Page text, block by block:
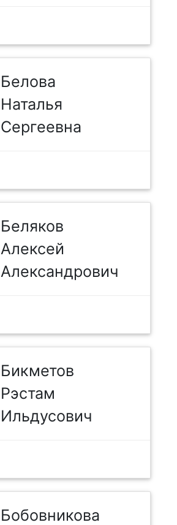
Белова
Наталья
Сергеевна
Беляков
Алексей
Александрович
Бикметов
Рэстам
Ильдусович
Бобовникова